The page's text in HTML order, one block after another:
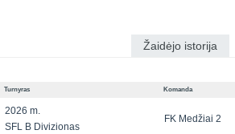
Žaidėjo istorija
Turnyras Komanda
2026 m.
SFL B Divizionas
FK Medžiai 2